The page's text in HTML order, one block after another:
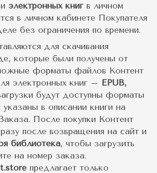
электронных книг в личном
в личном кабинете Покупателя
без ограничения по времени.
для скачивания
которые были получены от
форматы файлов Контент
электронных книг – EPUB,
будут доступны форматы
в описании книги на
После покупки Контент
после возвращения на сайт и
библиотека, чтобы загрузить
на номер заказа.
предлагает только